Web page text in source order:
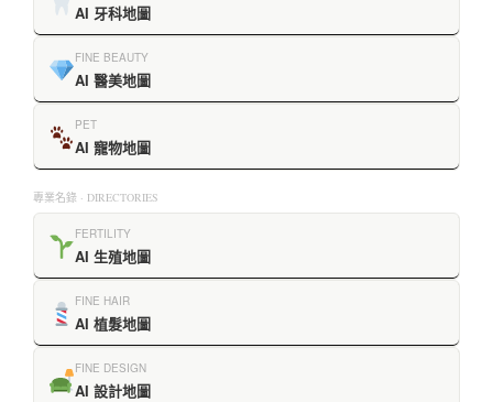
AI 牙科地圖
FINE BEAUTY
AI 醫美地圖
PET
AI 寵物地圖
專業名錄 · DIRECTORIES
FERTILITY
AI 生殖地圖
FINE HAIR
AI 植髮地圖
FINE DESIGN
AI 設計地圖